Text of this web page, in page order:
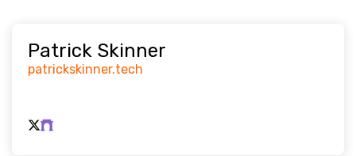
Patrick Skinner
patrickskinner.tech